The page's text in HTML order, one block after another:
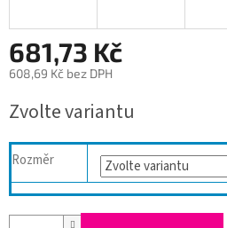
681,73 Kč
608,69 Kč bez DPH
cena:
Zvolte variantu
Rozměr